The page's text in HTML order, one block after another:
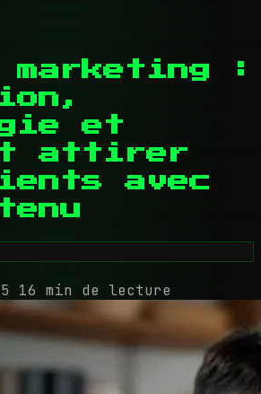
marketing :
et
attirer
avec
16 min de lecture